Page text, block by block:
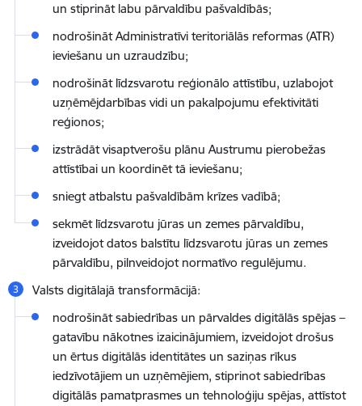
un stiprināt labu pārvaldību pašvaldībās;
nodrošināt Administratīvi teritoriālās reformas (ATR)
ieviešanu un uzraudzību;
nodrošināt līdzsvarotu reģionālo attīstību, uzlabojot
uzņēmējdarbības vidi un pakalpojumu efektivitāti
reģionos;
izstrādāt visaptverošu plānu Austrumu pierobežas
attīstībai un koordinēt tā ieviešanu;
sniegt atbalstu pašvaldībām krīzes vadībā;
sekmēt līdzsvarotu jūras un zemes pārvaldību,
izveidojot datos balstītu līdzsvarotu jūras un zemes
pārvaldību, pilnveidojot normatīvo regulējumu.
Valsts digitālajā transformācijā:
nodrošināt sabiedrības un pārvaldes digitālās spējas –
gatavību nākotnes izaicinājumiem, izveidojotdrošus
un ērtus digitālās identitātes un saziņas rīkus
iedzīvotājiem un uzņēmējiem, stiprinot sabiedrības
digitālās pamatprasmes un tehnoloģiju spējas, attīstot